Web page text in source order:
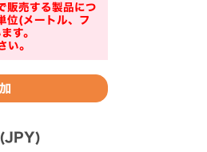
販売する製品につ
位(メートル、フ
す。
い。